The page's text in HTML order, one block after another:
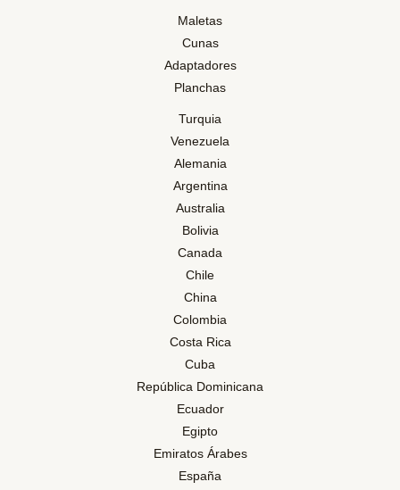
Maletas
Cunas
Adaptadores
Planchas
Turquia
Venezuela
Alemania
Argentina
Australia
Bolivia
Canada
Chile
China
Colombia
Costa Rica
Cuba
República Dominicana
Ecuador
Egipto
Emiratos Árabes
España